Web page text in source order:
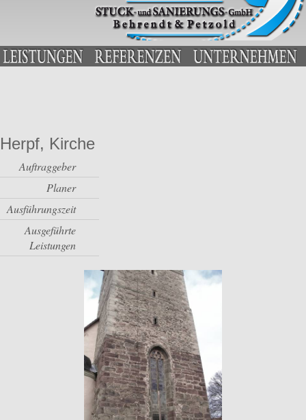
Herpf, Kirche
Auftraggeber
Planer
Ausführungszeit
Ausgeführte
Leistungen